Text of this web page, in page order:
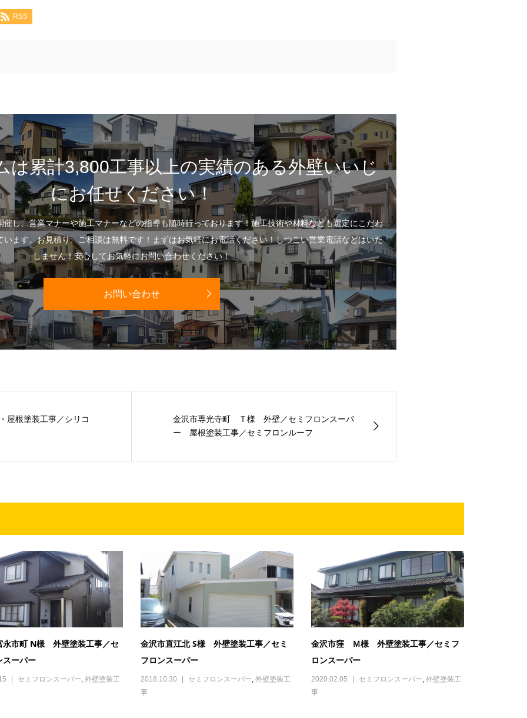
RSS
は累計3,800工事以上の実績のある外壁いいじ
にお任せください！
し、営業マナーや施工マナーなどの指導も随時行っております！施工技術や材料なども選定にこだわ
ます。お見積り、ご相談は無料です！まずはお気軽にお電話ください！しつこい営業電話などはいた
しません！安心してお気軽にお問い合わせください！
お問い合わせ
根塗装工事／シリコ
金沢市専光寺町 Ｔ様 外壁／セミフロンスーパ
ー 屋根塗装工事／セミフロンルーフ
永市町 N様 外壁塗装工事／セ
スーパー
セミフロンスーパー, 外壁塗装工
金沢市直江北 S様 外壁塗装工事／セミ
フロンスーパー
2018.10.30 セミフロンスーパー, 外壁塗装工
事
金沢市窪 Ｍ様 外壁塗装工事／セミフ
ロンスーパー
2020.02.05 セミフロンスーパー, 外壁塗装工
事